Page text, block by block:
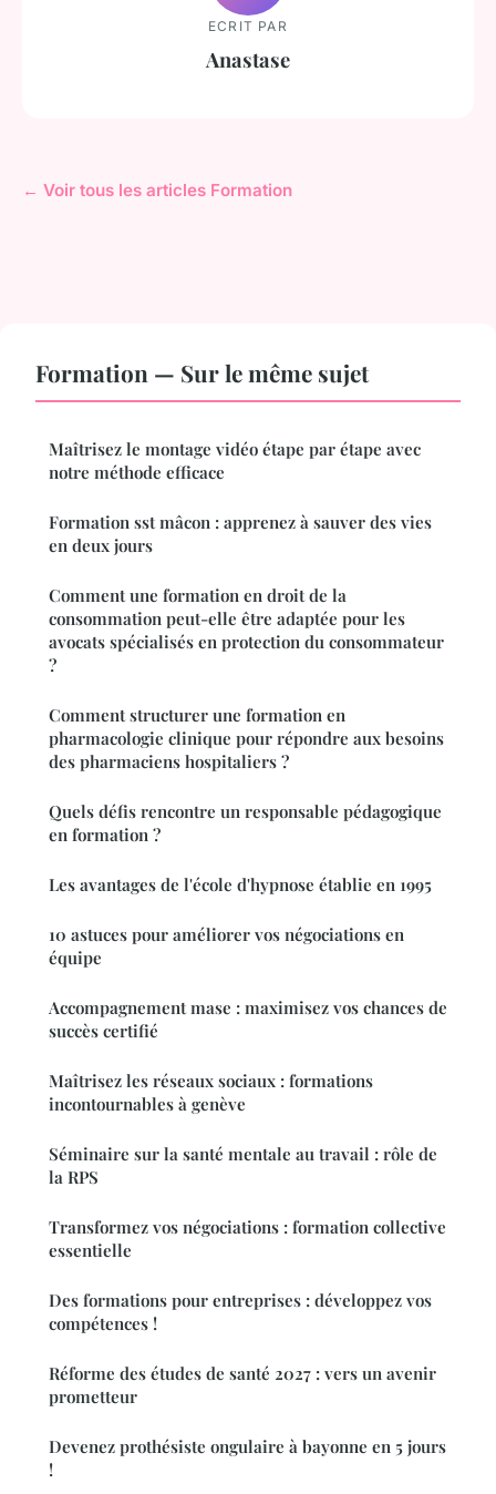
ECRIT PAR
Anastase
← Voir tous les articles Formation
Formation — Sur le même sujet
Maîtrisez le montage vidéo étape par étape avec
notre méthode efficace
Formation sst mâcon : apprenez à sauver des vies
en deux jours
Comment une formation en droit de la
consommation peut-elle être adaptée pour les
avocats spécialisés en protection du consommateur
?
Comment structurer une formation en
pharmacologie clinique pour répondre aux besoins
des pharmaciens hospitaliers ?
Quels défis rencontre un responsable pédagogique
en formation ?
Les avantages de l'école d'hypnose établie en 1995
10 astuces pour améliorer vos négociations en
équipe
Accompagnement mase : maximisez vos chances de
succès certifié
Maîtrisez les réseaux sociaux : formations
incontournables à genève
Séminaire sur la santé mentale au travail : rôle de
la RPS
Transformez vos négociations : formation collective
essentielle
Des formations pour entreprises : développez vos
compétences !
Réforme des études de santé 2027 : vers un avenir
prometteur
Devenez prothésiste ongulaire à bayonne en 5 jours
!